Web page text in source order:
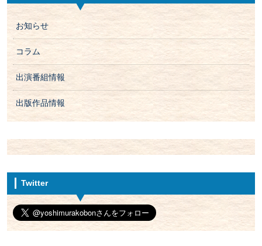
お知らせ
コラム
出演番組情報
出版作品情報
Twitter